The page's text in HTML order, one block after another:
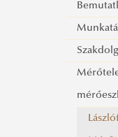
A